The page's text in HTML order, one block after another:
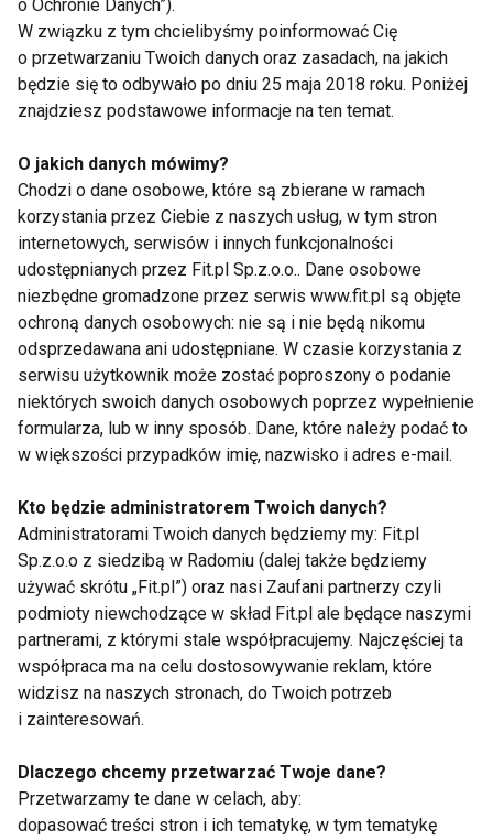
gdy leżysz, staraj się mieć nogi wyżej
poziomu serca, pod stopy podkładaj
poduszkę, zagłówek lub zwinięty
ręcznik
masuj regularnie nogi zaczynając od
kostki i kieruj się ku górze
zrezygnuj z biegania, zamiast tego
zapisz się na basen,
na spacerze pilnuj rytmu, wskazany jest
spokojne tempo
spacerując po plaży, zdejmij buty
Ćwiczenia dla stojących- poruszanie nogami,
spacer w miejscu, kołysanie się na stopach od
palców do pięt
Rady dla siedzących- zdejmij buty, pokręć stopą,
przemiennie wyciągnij nogę, a następnie zegnij ją w
kolanie i udo przyciągnij do siebie.
o Ochronie Danych”).
W związku z tym chcielibyśmy poinformować Cię
o przetwarzaniu Twoich danych oraz zasadach, na jakich
będzie się to odbywało po dniu 25 maja 2018 roku. Poniżej
znajdziesz podstawowe informacje na ten temat.
O jakich danych mówimy?
Chodzi o dane osobowe, które są zbierane w ramach
korzystania przez Ciebie z naszych usług, w tym stron
internetowych, serwisów i innych funkcjonalności
udostępnianych przez Fit.pl Sp.z.o.o.. Dane osobowe
niezbędne gromadzone przez serwis www.fit.pl są objęte
ochroną danych osobowych: nie są i nie będą nikomu
odsprzedawana ani udostępniane. W czasie korzystania z
serwisu użytkownik może zostać poproszony o podanie
niektórych swoich danych osobowych poprzez wypełnienie
formularza, lub w inny sposób. Dane, które należy podać to
w większości przypadków imię, nazwisko i adres e-mail.
Kto będzie administratorem Twoich danych?
Administratorami Twoich danych będziemy my: Fit.pl
Sp.z.o.o z siedzibą w Radomiu (dalej także będziemy
używać skrótu „Fit.pl”) oraz nasi Zaufani partnerzy czyli
podmioty niewchodzące w skład Fit.pl ale będące naszymi
partnerami, z którymi stale współpracujemy. Najczęściej ta
współpraca ma na celu dostosowywanie reklam, które
widzisz na naszych stronach, do Twoich potrzeb
i zainteresowań.
Dlaczego chcemy przetwarzać Twoje dane?
Przetwarzamy te dane w celach, aby:
dopasować treści stron i ich tematykę, w tym tematykę